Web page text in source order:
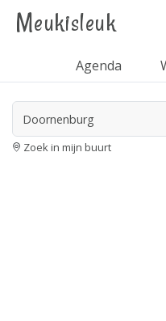
Meukisleuk
Agenda
Zoek in mijn buurt